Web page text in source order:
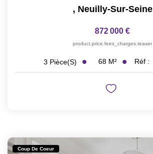
, Neuilly-Sur-Seine
872 000 €
product.price.fees_charges.teaser
3 Pièce(s) 68 M² Réf :
Coup De Coeur